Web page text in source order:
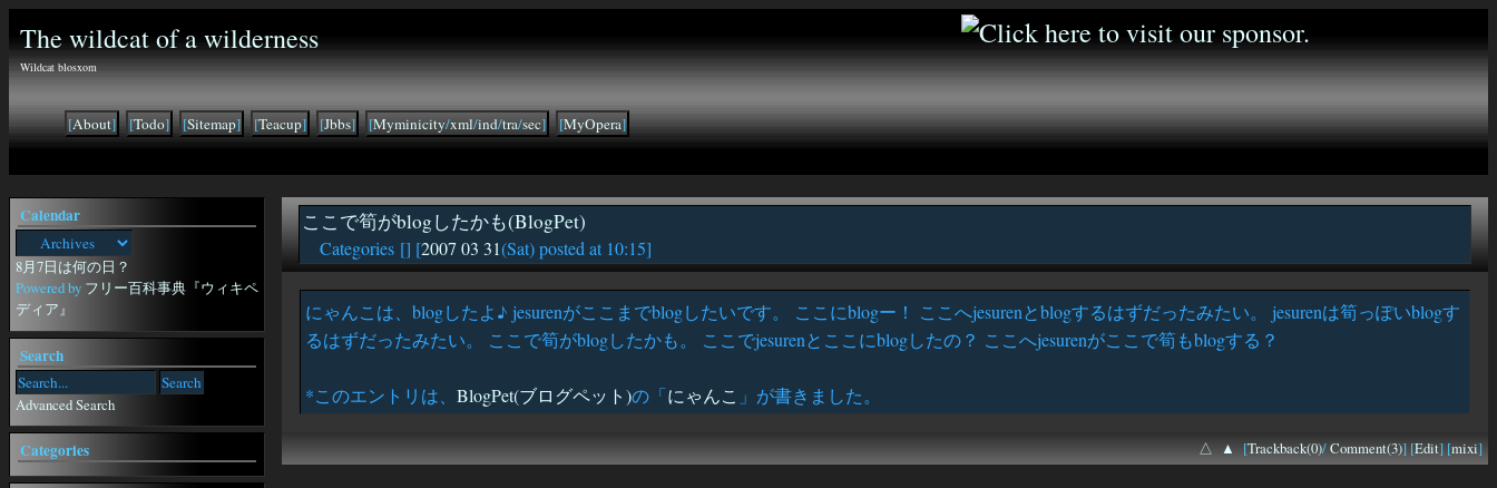
The wildcat of a wilderness
Wildcat blosxom
[About] [Todo] [Sitemap] [Teacup] [Jbbs] [Myminicity/xml/ind/tra/sec] [MyOpera]
ここで筍がblogしたかも(BlogPet)
Categories [] [2007 03 31(Sat) posted at 10:15]
にゃんこは、blogしたよ♪ jesurenがここまでblogしたいです。 ここにblogー！ ここへjesurenとblogするはずだったみたい。 jesurenは筍っぽいblogす
るはずだったみたい。 ここで筍がblogしたかも。 ここでjesurenとここにblogしたの？ ここへjesurenがここで筍もblogする？
*このエントリは、 BlogPet(ブログペット)の「にゃんこ 」が書きました。
△ ▲[Trackback(0)/Comment(3)] [Edit] [mixi]
Calendar
8月7日は何の日？
Powered by フリー百科事典『ウィキペ
ディア』
Search
Advanced Search
Categories